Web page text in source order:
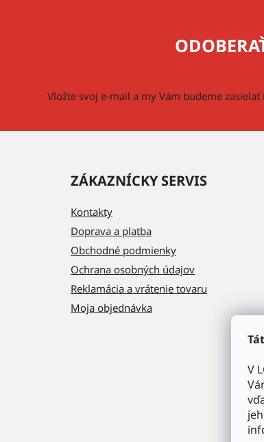
V
Vložte svoj e-mail a my Vám budeme
ZÁKAZNÍCKY SERVIS
Kontakty
Doprava a platba
Obchodné podmienky
Ochrana osobných údajov
Reklamácia a vrátenie tovaru
Moja objednávka